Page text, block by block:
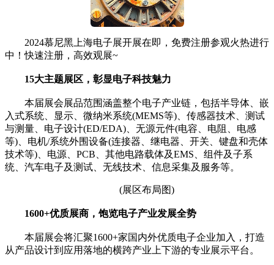
2024慕尼黑上海电子展开展在即，免费注册参观火热进行
中！快速注册，高效观展~
15大主题展区，彰显电子科技魅力
本届展会展品范围涵盖整个电子产业链，包括半导体、嵌
入式系统、显示、微纳米系统(MEMS等)、传感器技术、测试
与测量、电子设计(ED/EDA)、无源元件(电容、电阻、电感
等)、电机/系统外围设备(连接器、继电器、开关、键盘和壳体
技术等)、电源、PCB、其他电路载体及EMS、组件及子系
统、汽车电子及测试、无线技术、信息采集及服务等。
(展区布局图)
1600+优质展商，饱览电子产业发展全势
本届展会将汇聚1600+家国内外优质电子企业加入，打造
从产品设计到应用落地的横跨产业上下游的专业展示平台。